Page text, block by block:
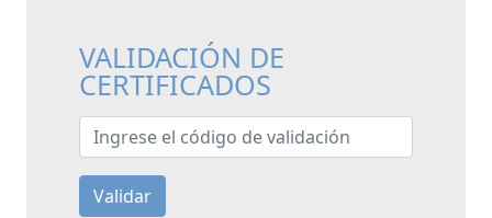
VALIDACIÓN DE
CERTIFICADOS
Ingrese el código de validación
Validar